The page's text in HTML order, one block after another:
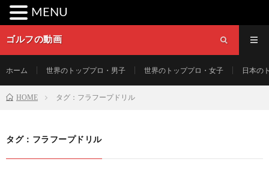
ゴルフの動画
ホーム 世界のトッププロ・男子 世界のトッププロ・女子 日本の
HOME タグ：フラフープドリル
タグ：フラフープドリル
MENU